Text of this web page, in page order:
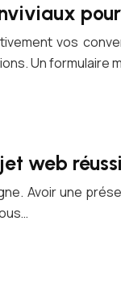
vos
Un formulaire
web réussi
Avoir une